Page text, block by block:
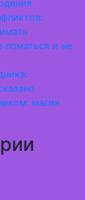
ломаться и не
магия